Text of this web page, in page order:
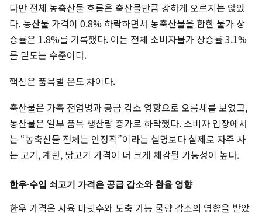
다만 전체 농축산물 흐름은 축산물만큼 강하게 오르지는 않았
다. 농산물 가격이 0.8% 하락하면서 농축산물을 합한 물가 상
승률은 1.8%를 기록했다. 이는 전체 소비자물가 상승률 3.1%
를 밑도는 수준이다.
핵심은 품목별 온도 차이다.
축산물은 가축 전염병과 공급 감소 영향으로 오름세를 보였고,
농산물은 일부 품목 생산량 증가로 하락했다. 소비자 입장에서
는 “농축산물 전체는 안정적”이라는 설명보다 실제로 자주 사
는 고기, 계란, 닭고기 가격이 더 크게 체감될 가능성이 높다.
한우·수입 쇠고기 가격은 공급 감소와 환율 영향
한우 가격은 사육 마릿수와 도축 가능 물량 감소의 영향을 받았